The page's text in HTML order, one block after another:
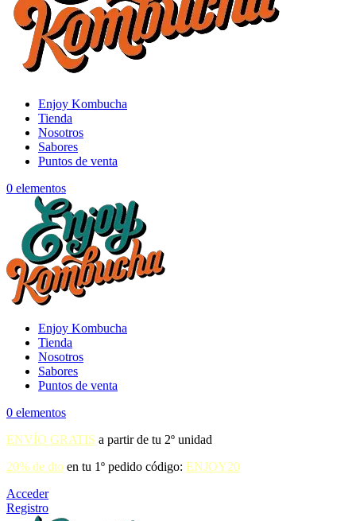
Enjoy Kombucha
Tienda
Nosotros
Sabores
Puntos de venta
0 elementos
Enjoy Kombucha
Tienda
Nosotros
Sabores
Puntos de venta
0 elementos
ENVÍO GRATIS a partir de tu 2º unidad
20% de dto en tu 1º pedido código: ENJOY20
Acceder
Registro